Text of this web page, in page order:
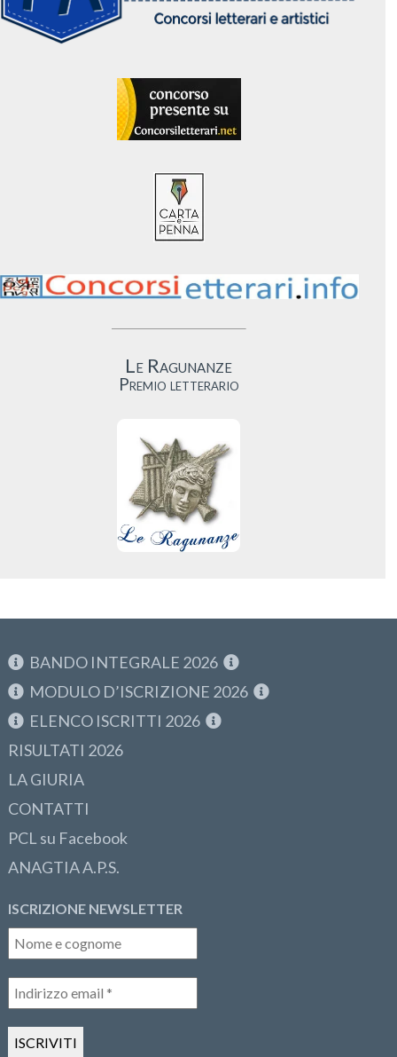
Le Ragunanze
Premio letterario
BANDO INTEGRALE 2026
MODULO D’ISCRIZIONE 2026
ELENCO ISCRITTI 2026
RISULTATI 2026
LA GIURIA
CONTATTI
PCL su Facebook
ANAGTIA A.P.S.
ISCRIZIONE NEWSLETTER